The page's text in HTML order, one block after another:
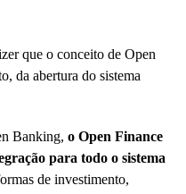
que o conceito de Open
da abertura do sistema
Banking, o Open Finance
para todo o sistema
de investimento,